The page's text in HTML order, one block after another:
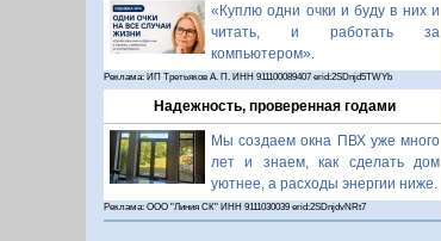
«Куплю одни очки и буду в них и
читать, и работать за
компьютером».
Реклама: ИП Третьяков А. П. ИНН 911100089407 erid:2SDnjd5TWYb
Надежность, проверенная годами
Мы создаем окна ПВХ уже много
лет и знаем, как сделать дом
уютнее, а расходы энергии ниже.
Реклама: ООО "Линия СК" ИНН 9111030039 erid:2SDnjdvNRt7